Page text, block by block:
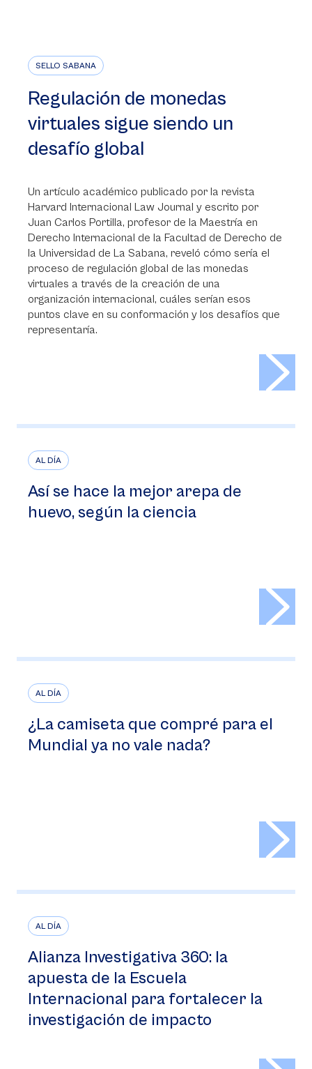
SELLO SABANA
Regulación de monedas
virtuales sigue siendo un
desafío global
Un artículo académico publicado por la revista
Harvard Internacional Law Journal y escrito por
Juan Carlos Portilla, profesor de la Maestría en
Derecho Internacional de la Facultad de Derecho de
la Universidad de La Sabana, reveló cómo sería el
proceso de regulación global de las monedas
virtuales a través de la creación de una
organización internacional, cuáles serían esos
puntos clave en su conformación y los desafíos que
representaría.
AL DÍA
Así se hace la mejor arepa de
huevo, según la ciencia
AL DÍA
¿La camiseta que compré para el
Mundial ya no vale nada?
AL DÍA
Alianza Investigativa 360: la
apuesta de la Escuela
Internacional para fortalecer la
investigación de impacto